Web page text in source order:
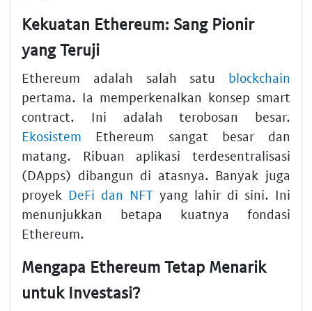
Kekuatan Ethereum: Sang Pionir
yang Teruji
Ethereum adalah salah satu blockchain
pertama. Ia memperkenalkan konsep smart
contract. Ini adalah terobosan besar.
Ekosistem Ethereum sangat besar dan
matang. Ribuan aplikasi terdesentralisasi
(DApps) dibangun di atasnya. Banyak juga
proyek DeFi dan NFT yang lahir di sini. Ini
menunjukkan betapa kuatnya fondasi
Ethereum.
Mengapa Ethereum Tetap Menarik
untuk Investasi?